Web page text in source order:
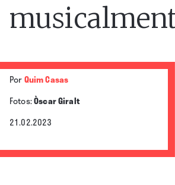
PorQuim Casas
Fotos:Òscar Giralt
21.02.2023